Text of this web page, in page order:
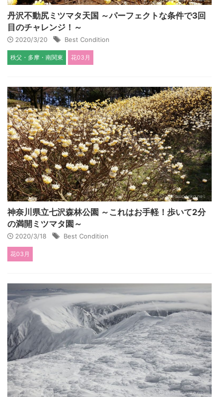
丹沢不動尻ミツマタ天国 ～パーフェクトな条件で3回
目のチャレンジ！～
2020/3/20 Best Condition
秩父・多摩・南関東 花03月
神奈川県立七沢森林公園 ～これはお手軽！歩いて2分
の満開ミツマタ園～
2020/3/18 Best Condition
花03月